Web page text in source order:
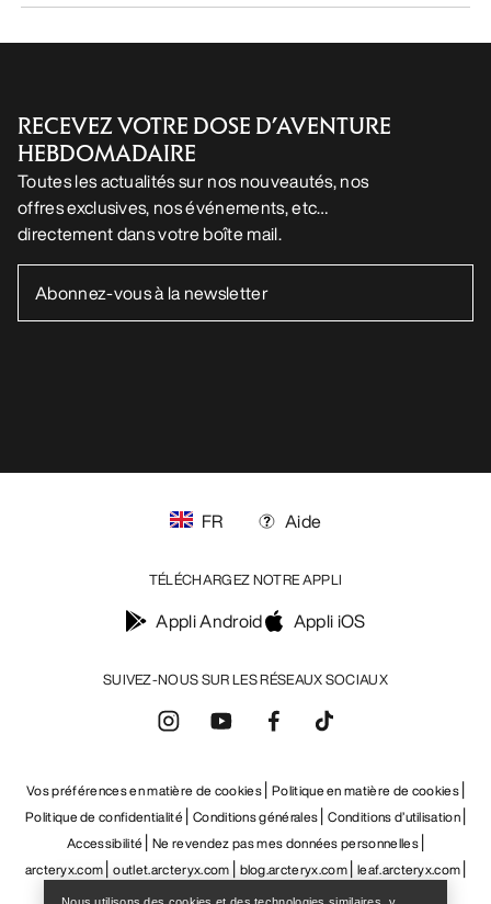
Help
RECEVEZ VOTRE DOSE D’AVENTURE
HEBDOMADAIRE
Toutes les actualités sur nos nouveautés, nos
offres exclusives, nos événements, etc…
directement dans votre boîte mail.
SUIVEZ-NOUS SUR LES RÉSEAUX SOCIAUX
FR Aide
TÉLÉCHARGEZ NOTRE APPLI
Appli Android Appli iOS
Vos préférences en matière de cookies Politique en matière de cookies
Politique de confidentialité Conditions générales Conditions d’utilisation
Accessibilité Ne revendez pas mes données personnelles
arcteryx.com outlet.arcteryx.com blog.arcteryx.com leaf.arcteryx.com
https://resale.arcteryx.ca
Arc'teryx - an Amer Sports Brand